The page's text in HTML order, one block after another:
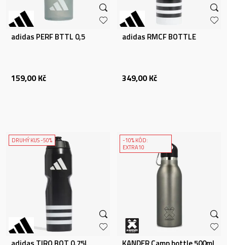
adidas PERF BTTL 0,5
159,00 Kč
adidas RMCF BOTTLE
349,00 Kč
DRUHÝ KUS -50%
-10% KÓD:
EXTRA10